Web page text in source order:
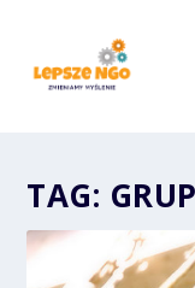
TAG: